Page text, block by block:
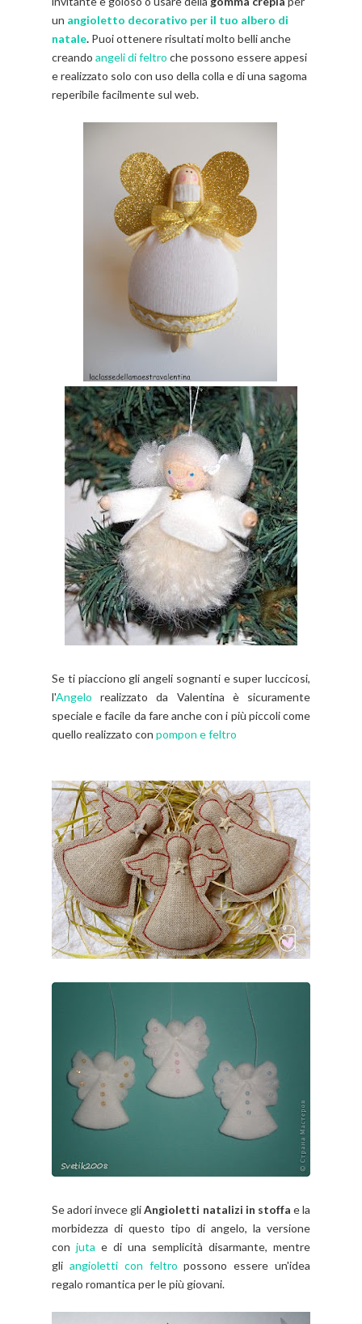
un angioletto decorativo per il tuo albero di
natale. Puoi ottenere risultati molto belli anche
creando angeli di feltro che possono essere appesi
e realizzato solo con uso della colla e di una sagoma
reperibile facilmente sul web.
Se ti piacciono gli angeli sognanti e super luccicosi,
l'Angelo realizzato da Valentina è sicuramente
speciale e facile da fare anche con i più piccoli come
quello realizzato con pompon e feltro
Se adori invece gliAngioletti natalizi in stoffa e la
morbidezza di questo tipo di angelo, la versione
con juta e di una semplicità disarmante, mentre
gli angioletti con feltro possono essere un'idea
regalo romantica per le più giovani.